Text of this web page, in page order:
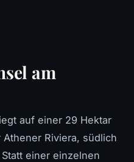
am
auf einer 29 Hektar
Riviera, südlich
einer einzelnen